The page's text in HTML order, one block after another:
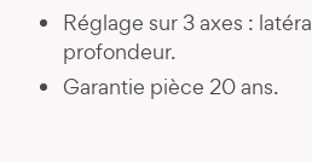
Réglage sur 3 axes :
profondeur.
Garantie pièce 20 ans.